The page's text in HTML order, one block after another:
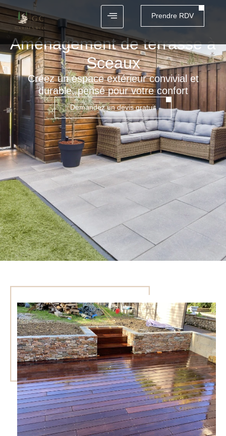
Prendre RDV
Aménagement de terrasse à
Sceaux
Créez un espace extérieur convivial et
durable, pensé pour votre confort
Demandez un devis gratuit